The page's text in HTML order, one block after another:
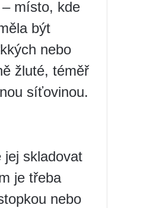
místo, kde
být
nebo
žluté, téměř
síťovinou.
jej skladovat
je třeba
nebo